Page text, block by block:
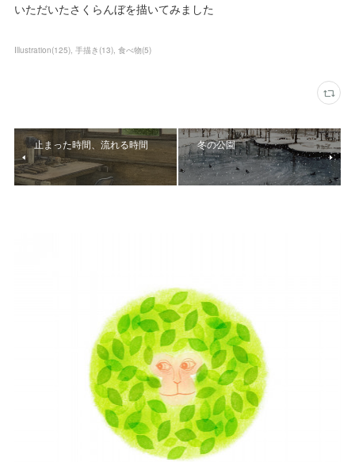
いただいたさくらんぼを描いてみました
Illustration(125) 手描き (13) 食べ物(5)
止まった時間、流れる時間 冬の公園